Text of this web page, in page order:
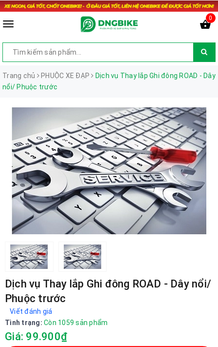
0
Trang chủ PHUỘC XE ĐẠP
Dịch vụ Thay lắp Ghi đông ROAD - Dây
nổi/ Phuộc trước
Dịch vụ Thay lắp Ghi đông ROAD - Dây nổi/
Phuộc trước
Viết đánh giá
Tình trạng: Còn 1059 sản phẩm
Giá: 99.900₫